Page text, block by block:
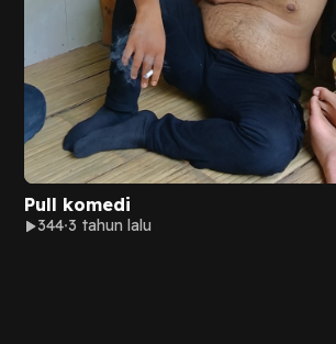
Pull komedi
344 3 tahun lalu